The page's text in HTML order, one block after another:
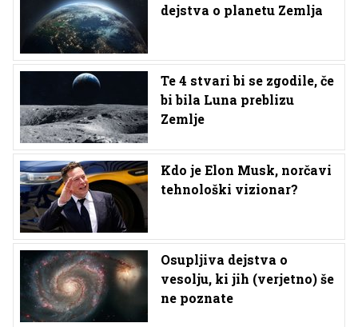
dejstva o planetu Zemlja
Te 4 stvari bi se zgodile, če
bi bila Luna preblizu
Zemlje
Kdo je Elon Musk, norčavi
tehnološki vizionar?
Osupljiva dejstva o
vesolju, ki jih (verjetno) še
ne poznate